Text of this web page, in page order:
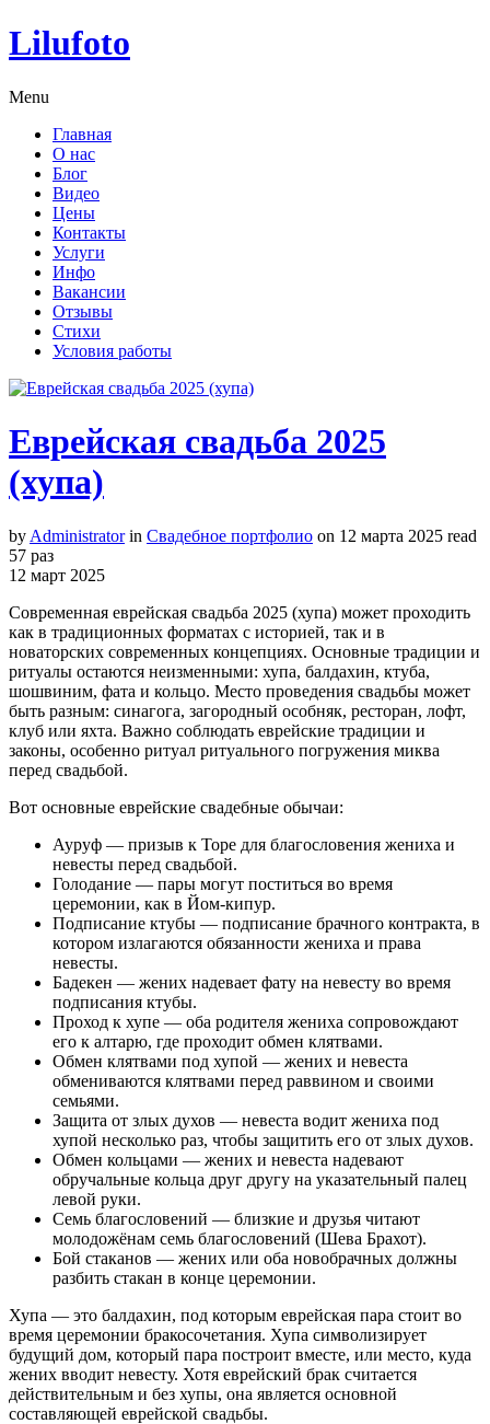
Lilufoto
Menu
Главная
О нас
Блог
Видео
Цены
Контакты
Услуги
Инфо
Вакансии
Отзывы
Стихи
Условия работы
Еврейская свадьба 2025
(хупа)
by Administrator in Свадебное портфолио on 12 марта 2025 read
57 раз
12 март 2025
Современная еврейская свадьба 2025 (хупа) может проходить
как в традиционных форматах с историей, так и в
новаторских современных концепциях. Основные традиции и
ритуалы остаются неизменными: хупа, балдахин, ктуба,
шошвиним, фата и кольцо. Место проведения свадьбы может
быть разным: синагога, загородный особняк, ресторан, лофт,
клуб или яхта. Важно соблюдать еврейские традиции и
законы, особенно ритуал ритуального погружения миква
перед свадьбой.
Вот основные еврейские свадебные обычаи:
Ауруф — призыв к Торе для благословения жениха и
невесты перед свадьбой.
Голодание — пары могут поститься во время
церемонии, как в Йом-кипур.
Подписание ктубы — подписание брачного контракта, в
котором излагаются обязанности жениха и права
невесты.
Бадекен — жених надевает фату на невесту во время
подписания ктубы.
Проход к хупе — оба родителя жениха сопровождают
его к алтарю, где проходит обмен клятвами.
Обмен клятвами под хупой — жених и невеста
обмениваются клятвами перед раввином и своими
семьями.
Защита от злых духов — невеста водит жениха под
хупой несколько раз, чтобы защитить его от злых духов.
Обмен кольцами — жених и невеста надевают
обручальные кольца друг другу на указательный палец
левой руки.
Семь благословений — близкие и друзья читают
молодожёнам семь благословений (Шева Брахот).
Бой стаканов — жених или оба новобрачных должны
разбить стакан в конце церемонии.
Хупа — это балдахин, под которым еврейская пара стоит во
время церемонии бракосочетания. Хупа символизирует
будущий дом, который пара построит вместе, или место, куда
жених вводит невесту. Хотя еврейский брак считается
действительным и без хупы, она является основной
составляющей еврейской свадьбы.